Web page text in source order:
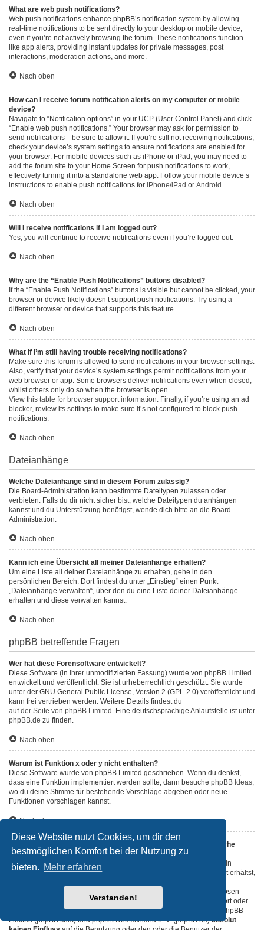
Diese Website nutzt Cookies, um dir den
bestmöglichen Komfort bei der Nutzung zu
bieten. Mehr erfahren
Verstanden!
What are web push notifications?
Web push notifications enhance phpBB’s notification system by allowing
real-time notifications to be sent directly to your desktop or mobile device,
even if you’re not actively browsing the forum. These notifications function
like app alerts, providing instant updates for private messages, post
interactions, moderation actions, and more.
Nach oben
How can I receive forum notification alerts on my computer or mobile
device?
Navigate to “Notification options” in your UCP (User Control Panel) and click
“Enable web push notifications.” Your browser may ask for permission to
send notifications—be sure to allow it. If you’re still not receiving notifications,
check your device’s system settings to ensure notifications are enabled for
your browser. For mobile devices such as iPhone or iPad, you may need to
add the forum site to your Home Screen for push notifications to work,
effectively turning it into a standalone web app. Follow your mobile device’s
instructions to enable push notifications for iPhone/iPad or Android .
Nach oben
Will I receive notifications if I am logged out?
Yes, you will continue to receive notifications even if you’re logged out.
Nach oben
Why are the “Enable Push Notifications” buttons disabled?
If the “Enable Push Notifications” buttons is visible but cannot be clicked, your
browser or device likely doesn’t support push notifications. Try using a
different browser or device that supports this feature.
Nach oben
What if I’m still having trouble receiving notifications?
Make sure this forum is allowed to send notifications in your browser settings.
Also, verify that your device’s system settings permit notifications from your
web browser or app. Some browsers deliver notifications even when closed,
whilst others only do so when the browser is open.
View this table for browser support information. Finally, if you’re using an ad
blocker, review its settings to make sure it’s not configured to block push
notifications.
Nach oben
Dateianhänge
Welche Dateianhänge sind in diesem Forum zulässig?
Die Board-Administration kann bestimmte Dateitypen zulassen oder
verbieten. Falls du dir nicht sicher bist, welche Dateitypen du anhängen
kannst und du Unterstützung benötigst, wende dich bitte an die Board-
Administration.
Nach oben
Kann ich eine Übersicht all meiner Dateianhänge erhalten?
Um eine Liste all deiner Dateianhänge zu erhalten, gehe in den
persönlichen Bereich. Dort findest du unter „Einstieg“ einen Punkt
„Dateianhänge verwalten“, über den du eine Liste deiner Dateianhänge
erhalten und diese verwalten kannst.
Nach oben
phpBB betreffende Fragen
Wer hat diese Forensoftware entwickelt?
Diese Software (in ihrer unmodifizierten Fassung) wurde von phpBB Limited
entwickelt und veröffentlicht. Sie ist urheberrechtlich geschützt. Sie wurde
unter der GNU General Public License, Version 2 (GPL-2.0) veröffentlicht und
kann frei vertrieben werden. Weitere Details findest du
auf der Seite von phpBB Limited . Eine deutschsprachige Anlaufstelle ist unter
phpBB.de zu finden.
Nach oben
Warum ist Funktion x oder y nicht enthalten?
Diese Software wurde von phpBB Limited geschrieben. Wenn du denkst,
dass eine Funktion implementiert werden sollte, dann besuche phpBB Ideas,
wo du deine Stimme für bestehende Vorschläge abgeben oder neue
Funktionen vorschlagen kannst.
Nach oben
An wen soll ich mich wenden, falls es Beschwerden oder juristische
Anfragen zu diesem Forum gibt?
Jeder Administrator, der auf der „Das Team“-Seite aufgeführt ist, ist ein
geeigneter Kontakt für deine Beschwerde. Wenn du so keine Antwort erhältst,
durch) oder — falls diese Seite bei einem kostenlosen
Webhoster wie z. B. Yahoo!, free.fr, funpic.de usw. liegt — den Support oder
den Abuse-Kontakt des betreffenden Dienstes. Bitte beachte, dass phpBB
Limited (phpBB.com) und phpBB Deutschland e. V. (phpBB.de)absolut